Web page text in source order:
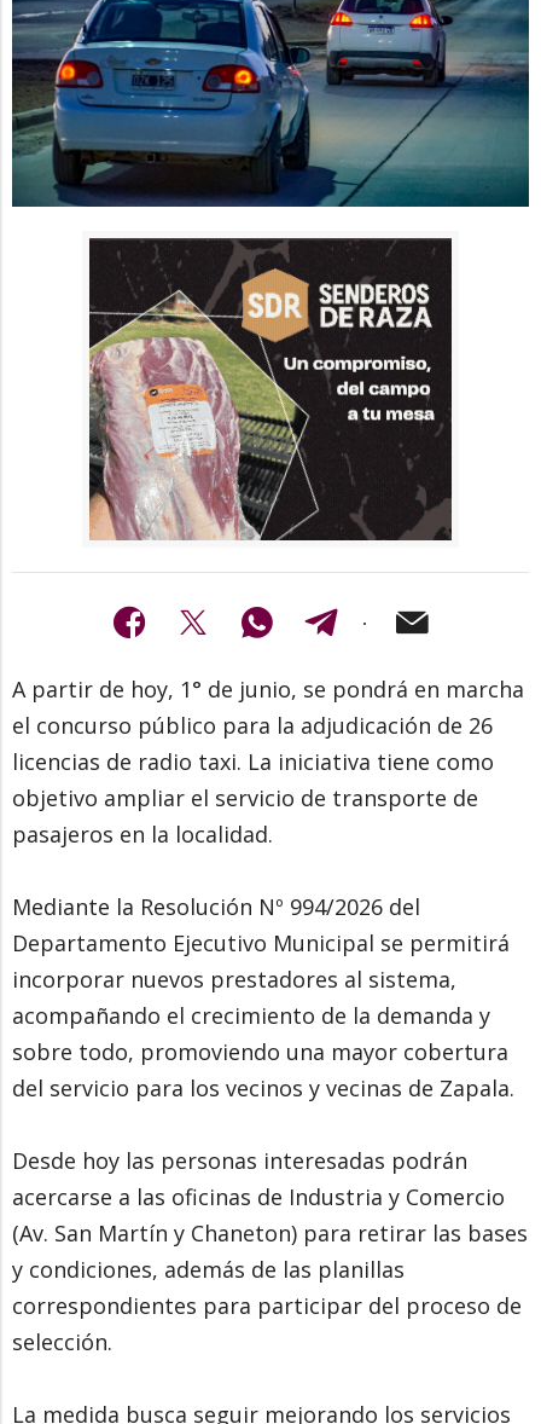
A partir de hoy, 1° de junio, se pondrá en marcha
el concurso público para la adjudicación de 26
licencias de radio taxi. La iniciativa tiene como
objetivo ampliar el servicio de transporte de
pasajeros en la localidad.
Mediante la Resolución Nº 994/2026 del
Departamento Ejecutivo Municipal se permitirá
incorporar nuevos prestadores al sistema,
acompañando el crecimiento de la demanda y
sobre todo, promoviendo una mayor cobertura
del servicio para los vecinos y vecinas de Zapala.
Desde hoy las personas interesadas podrán
acercarse a las oficinas de Industria y Comercio
(Av. San Martín y Chaneton) para retirar las bases
y condiciones, además de las planillas
correspondientes para participar del proceso de
selección.
La medida busca seguir mejorando los servicios